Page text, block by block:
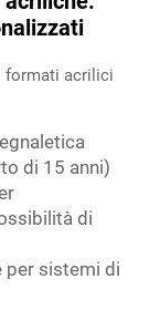
formati acrilici
di 15 anni)
di
per sistemi di